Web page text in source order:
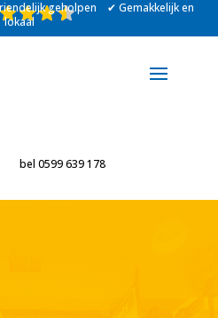
geholpen ✔ Gemakkelijk en
lokaal
bel 0599 639 178